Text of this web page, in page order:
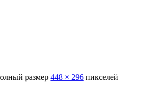
размер 448 × 296 пикселей